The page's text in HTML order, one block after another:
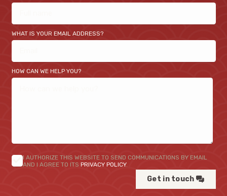
WHAT IS YOUR EMAIL ADDRESS?
HOW CAN WE HELP YOU?
I AUTHORIZE THIS WEBSITE TO SEND COMMUNICATIONS BY EMAIL
AND I AGREE TO ITS PRIVACY POLICY.
Get in touch